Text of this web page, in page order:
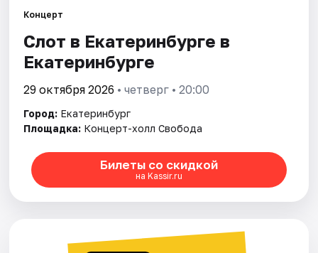
Концерт
Слот в Екатеринбурге в
Екатеринбурге
29 октября 2026 • четверг • 20:00
Город: Екатеринбург
Площадка: Концерт-холл Свобода
Билеты со скидкой
на Kassir.ru